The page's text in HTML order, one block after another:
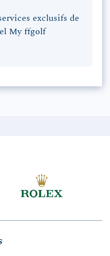
exclusifs de
My ffgolf